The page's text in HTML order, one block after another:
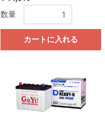
数量
カートに入れる